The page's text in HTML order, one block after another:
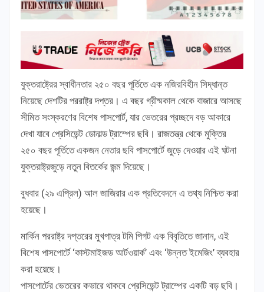
যুক্তরাষ্ট্রের স্বাধীনতার ২৫০ বছর পূর্তিতে এক নজিরবিহীন সিদ্ধান্ত
নিয়েছে দেশটির পররাষ্ট্র দপ্তর। এ বছর গ্রীষ্মকাল থেকে বাজারে আসছে
সীমিত সংস্করণের বিশেষ পাসপোর্ট, যার ভেতরের প্রচ্ছদে বড় আকারে
দেখা যাবে প্রেসিডেন্ট ডোনাল্ড ট্রাম্পের ছবি। রাজতন্ত্র থেকে মুক্তির
২৫০ বছর পূর্তিতে একজন নেতার ছবি পাসপোর্টে জুড়ে দেওয়ার এই ঘটনা
যুক্তরাষ্ট্রজুড়ে নতুন বিতর্কের জন্ম দিয়েছে।
বুধবার (২৯ এপ্রিল) আল জাজিরার এক প্রতিবেদনে এ তথ্য নিশ্চিত করা
হয়েছে।
মার্কিন পররাষ্ট্র দপ্তরের মুখপাত্র টমি পিগট এক বিবৃতিতে জানান, এই
বিশেষ পাসপোর্টে ‘কাস্টমাইজড আর্টওয়ার্ক’ এবং ‘উন্নত ইমেজিং’ ব্যবহার
করা হয়েছে।
পাসপোর্টের ভেতরের কভারে থাকবে প্রেসিডেন্ট ট্রাম্পের একটি বড় ছবি।